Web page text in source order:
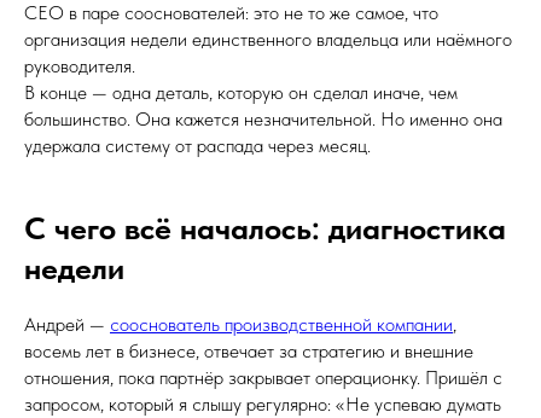
CEO в паре сооснователей: это не то же самое, что
организация недели единственного владельца или наёмного
руководителя.
В конце — одна деталь, которую он сделал иначе, чем
большинство. Она кажется незначительной. Но именно она
удержала систему от распада через месяц.
С чего всё началось: диагностика
недели
Андрей — сооснователь производственной компании,
восемь лет в бизнесе, отвечает за стратегию и внешние
отношения, пока партнёр закрывает операционку. Пришёл с
запросом, который я слышу регулярно: «Не успеваю думать